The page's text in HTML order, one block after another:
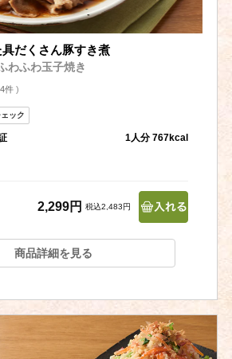
だくさん豚すき煮
わふわ玉子焼き
件
1人分 767kcal
2,299円 税込2,483円
商品詳細を見る